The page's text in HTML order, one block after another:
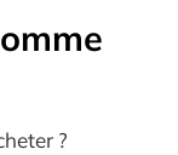
?